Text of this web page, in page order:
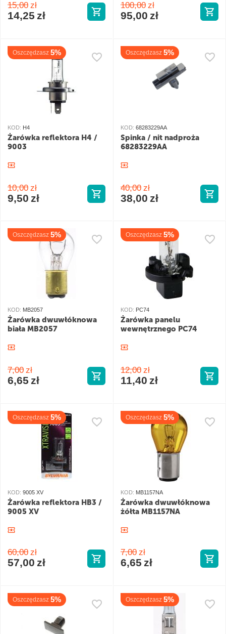
15,00 zł
14,25 zł
100,00 zł
95,00 zł
Oszczędzasz 5%
KOD: H4
Żarówka reflektora H4 /
9003
10,00 zł
9,50 zł
Oszczędzasz 5%
KOD: 68283229AA
Spinka / nit nadproża
68283229AA
40,00 zł
38,00 zł
Oszczędzasz 5%
KOD: MB2057
Żarówka dwuwłóknowa
biała MB2057
7,00 zł
6,65 zł
Oszczędzasz 5%
KOD: PC74
Żarówka panelu
wewnętrznego PC74
12,00 zł
11,40 zł
Oszczędzasz 5%
KOD: 9005 XV
Żarówka reflektora HB3 /
9005 XV
60,00 zł
57,00 zł
Oszczędzasz 5%
KOD: MB1157NA
Żarówka dwuwłóknowa
żółta MB1157NA
7,00 zł
6,65 zł
Oszczędzasz 5% Oszczędzasz 5%